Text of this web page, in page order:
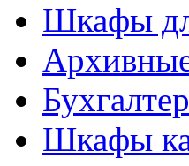
Шкафы
Шкафы